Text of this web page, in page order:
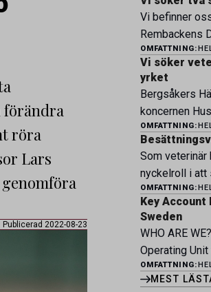
förändra
röra
Lars
Publicerad 2022-08-23
Vi befinner
Rembackens
ledande
legitimerade
och forma vårt
möter du ett
faciliteter och
bedriva
erbjuder
OMFATTNING:
Vi söker
yrket
Bergsåkers
koncernen
övriga
Bjertorp
Om kliniken
bedriver
klinik vid
Vi erbjuder ett
välutrustade
patienter […]
OMFATTNING:
Som veterinär
nyckelroll i att
hög
genom hela
våra
tillsammans
kläckeri, slakt
av proaktivt
OMFATTNING:
Key Account
Sweden
WHO ARE
Operating
Pharma and
across
OMFATTNING:
MEST